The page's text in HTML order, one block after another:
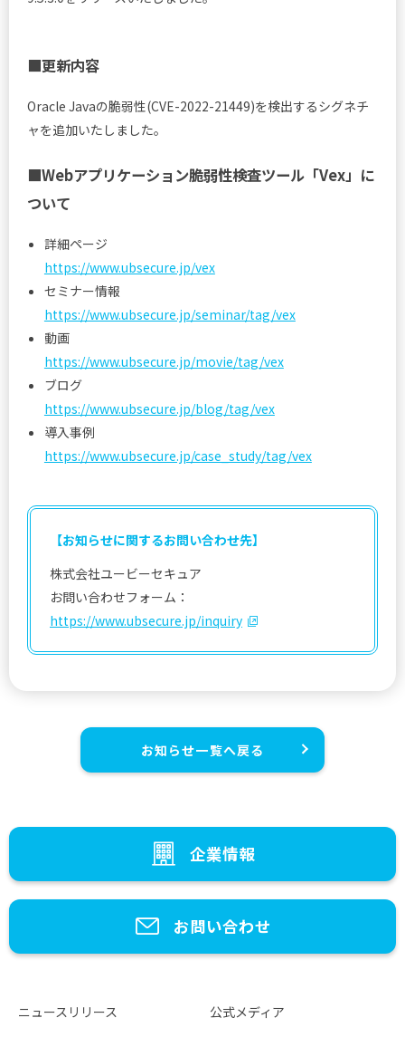
■更新内容
Oracle Javaの脆弱性(CVE-2022-21449)を検出するシグネチ
ャを追加いたしました。
■Webアプリケーション脆弱性検査ツール「Vex」に
ついて
詳細ページ
https://www.ubsecure.jp/vex
セミナー情報
https://www.ubsecure.jp/seminar/tag/vex
動画
https://www.ubsecure.jp/movie/tag/vex
ブログ
https://www.ubsecure.jp/blog/tag/vex
導入事例
https://www.ubsecure.jp/case_study/tag/vex
【お知らせに関するお問い合わせ先】
株式会社ユービーセキュア
お問い合わせフォーム：
https://www.ubsecure.jp/inquiry
お知らせ一覧へ戻る
企業情報
お問い合わせ
ニュースリリース
公式メディア